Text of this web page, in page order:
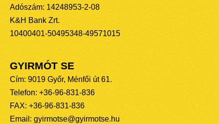
Adószám: 14248953-2-08
K&H Bank Zrt.
10400401-50495348-49571015
GYIRMÓT SE
Cím: 9019 Győr, Ménfői út 61.
Telefon: +36-96-831-836
FAX: +36-96-831-836
Email: gyirmotse@gyirmotse.hu